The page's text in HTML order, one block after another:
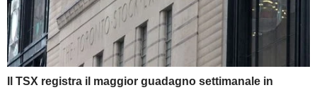
Il TSX registra il maggior guadagno settimanale in